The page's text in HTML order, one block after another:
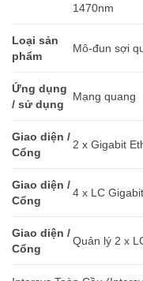
1470nm
Loại sản
phẩm
Mô-đun sợi
Ứng dụng
/ sử dụng
Mạng quang
Giao diện /
Cổng
2 x Gigabit
Giao diện /
Cổng
4 x LC
Giao diện /
Cổng
Quản lý 2 x